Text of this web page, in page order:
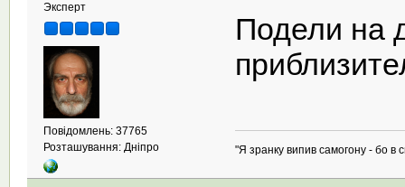
Эксперт
Повідомлень: 37765
Розташування: Дніпро
Подели на
"Я зранку випив самогону - бо в